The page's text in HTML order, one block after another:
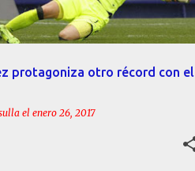
protagoniza otro récord con el
el enero 26, 2017